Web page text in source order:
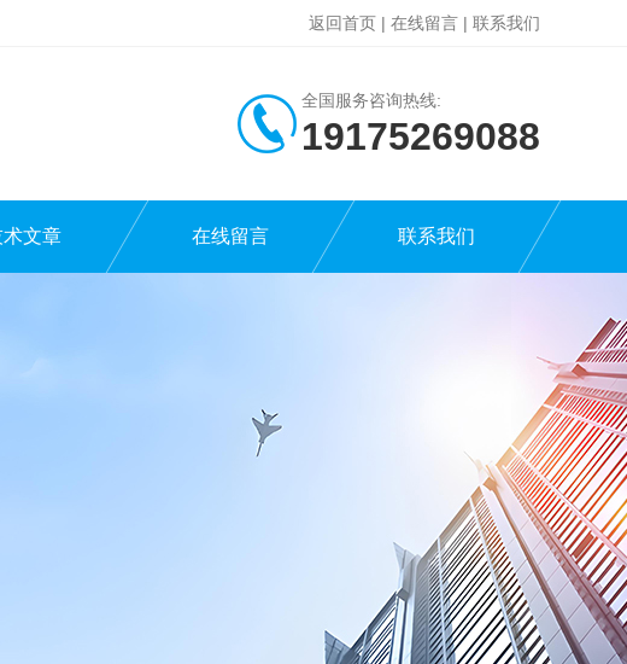
返回首页 | 在线留言 | 联系我们
全国服务咨询热线:
19175269088
术文章 在线留言 联系我们